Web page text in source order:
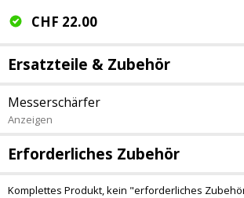
CHF 22.00
Ersatzteile & Zubehör
Messerschärfer
Anzeigen
Erforderliches Zubehör
Komplettes Produkt, kein "erforderliches